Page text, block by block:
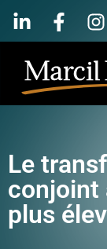
Le
conjoint
plus